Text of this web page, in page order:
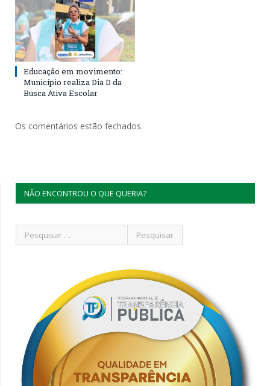
Educação em movimento:
Município realiza Dia D da
Busca Ativa Escolar
Os comentários estão fechados.
NÃO ENCONTROU O QUE QUERIA?